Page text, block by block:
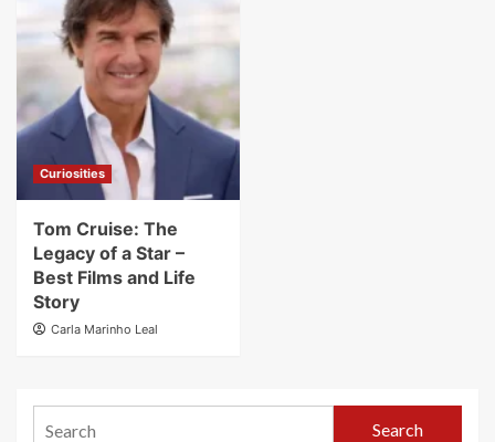
Curiosities
Tom Cruise: The
Legacy of a Star –
Best Films and Life
Story
Carla Marinho Leal
Search